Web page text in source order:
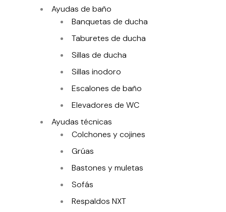
Ayudas de baño
Banquetas de ducha
Taburetes de ducha
Sillas de ducha
Sillas inodoro
Escalones de baño
Elevadores de WC
Ayudas técnicas
Colchones y cojines
Grúas
Bastones y muletas
Sofás
Respaldos NXT